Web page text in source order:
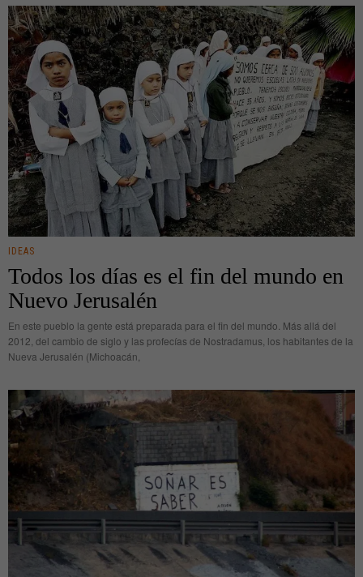
IDEAS
Todos los días es el fin del mundo en
Nuevo Jerusalén
En este pueblo la gente está preparada para el fin del mundo. Más allá del
2012, del cambio de siglo y las profecías de Nostradamus, los habitantes de la
Nueva Jerusalén (Michoacán,